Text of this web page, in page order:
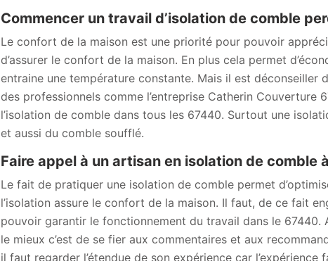
Commencer un travail d’isolation de comble
Le confort de la maison est une priorité pour pouvoir
d’assurer le confort de la maison. En plus cela permet
entraine une température constante. Mais il est
des professionnels comme l’entreprise Catherin Couverture
l’isolation de comble dans tous les 67440. Surtout une
et aussi du comble soufflé.
Faire appel à un artisan en isolation de comble
Le fait de pratiquer une isolation de comble permet
l’isolation assure le confort de la maison. Il faut, de ce fait
pouvoir garantir le fonctionnement du travail dans le 67440.
le mieux c’est de se fier aux commentaires et aux
il faut regarder l’étendue de son expérience car